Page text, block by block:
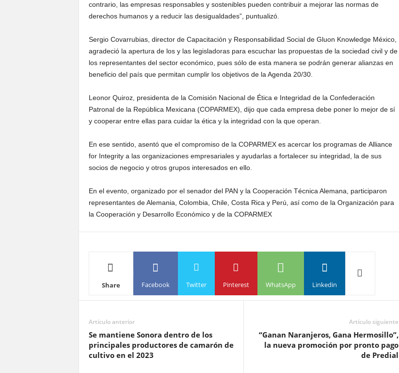
contrario, las empresas responsables y sostenibles pueden contribuir a mejorar las normas de
derechos humanos y a reducir las desigualdades”, puntualizó.
Sergio Covarrubias, director de Capacitación y Responsabilidad Social de Gluon Knowledge México,
agradeció la apertura de los y las legisladoras para escuchar las propuestas de la sociedad civil y de
los representantes del sector económico, pues sólo de esta manera se podrán generar alianzas en
beneficio del país que permitan cumplir los objetivos de la Agenda 20/30.
Leonor Quiroz, presidenta de la Comisión Nacional de Ética e Integridad de la Confederación
Patronal de la República Mexicana (COPARMEX), dijo que cada empresa debe poner lo mejor de sí
y cooperar entre ellas para cuidar la ética y la integridad con la que operan.
En ese sentido, asentó que el compromiso de la COPARMEX es acercar los programas de Alliance
for Integrity a las organizaciones empresariales y ayudarlas a fortalecer su integridad, la de sus
socios de negocio y otros grupos interesados en ello.
En el evento, organizado por el senador del PAN y la Cooperación Técnica Alemana, participaron
representantes de Alemania, Colombia, Chile, Costa Rica y Perú, así como de la Organización para
la Cooperación y Desarrollo Económico y de la COPARMEX
Share Facebook Twitter Pinterest WhatsApp Linkedin
Artículo anterior
Se mantiene Sonora dentro de los
principales productores de camarón de
cultivo en el 2023
Artículo siguiente
“Ganan Naranjeros, Gana Hermosillo”,
la nueva promoción por pronto pago
de Predial